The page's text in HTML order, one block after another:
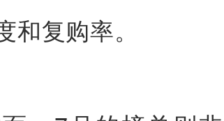
和复购率。